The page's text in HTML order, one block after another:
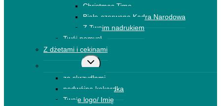
Christmas Time
Biało-czerwone Kadra Narodowa
Z Twoim nadrukiem
Twój pomysł
Z dżetami i cekinami
Przełącz
menu
ze skrzydłami
podwójna kokardka
Twoje logo/ Imię